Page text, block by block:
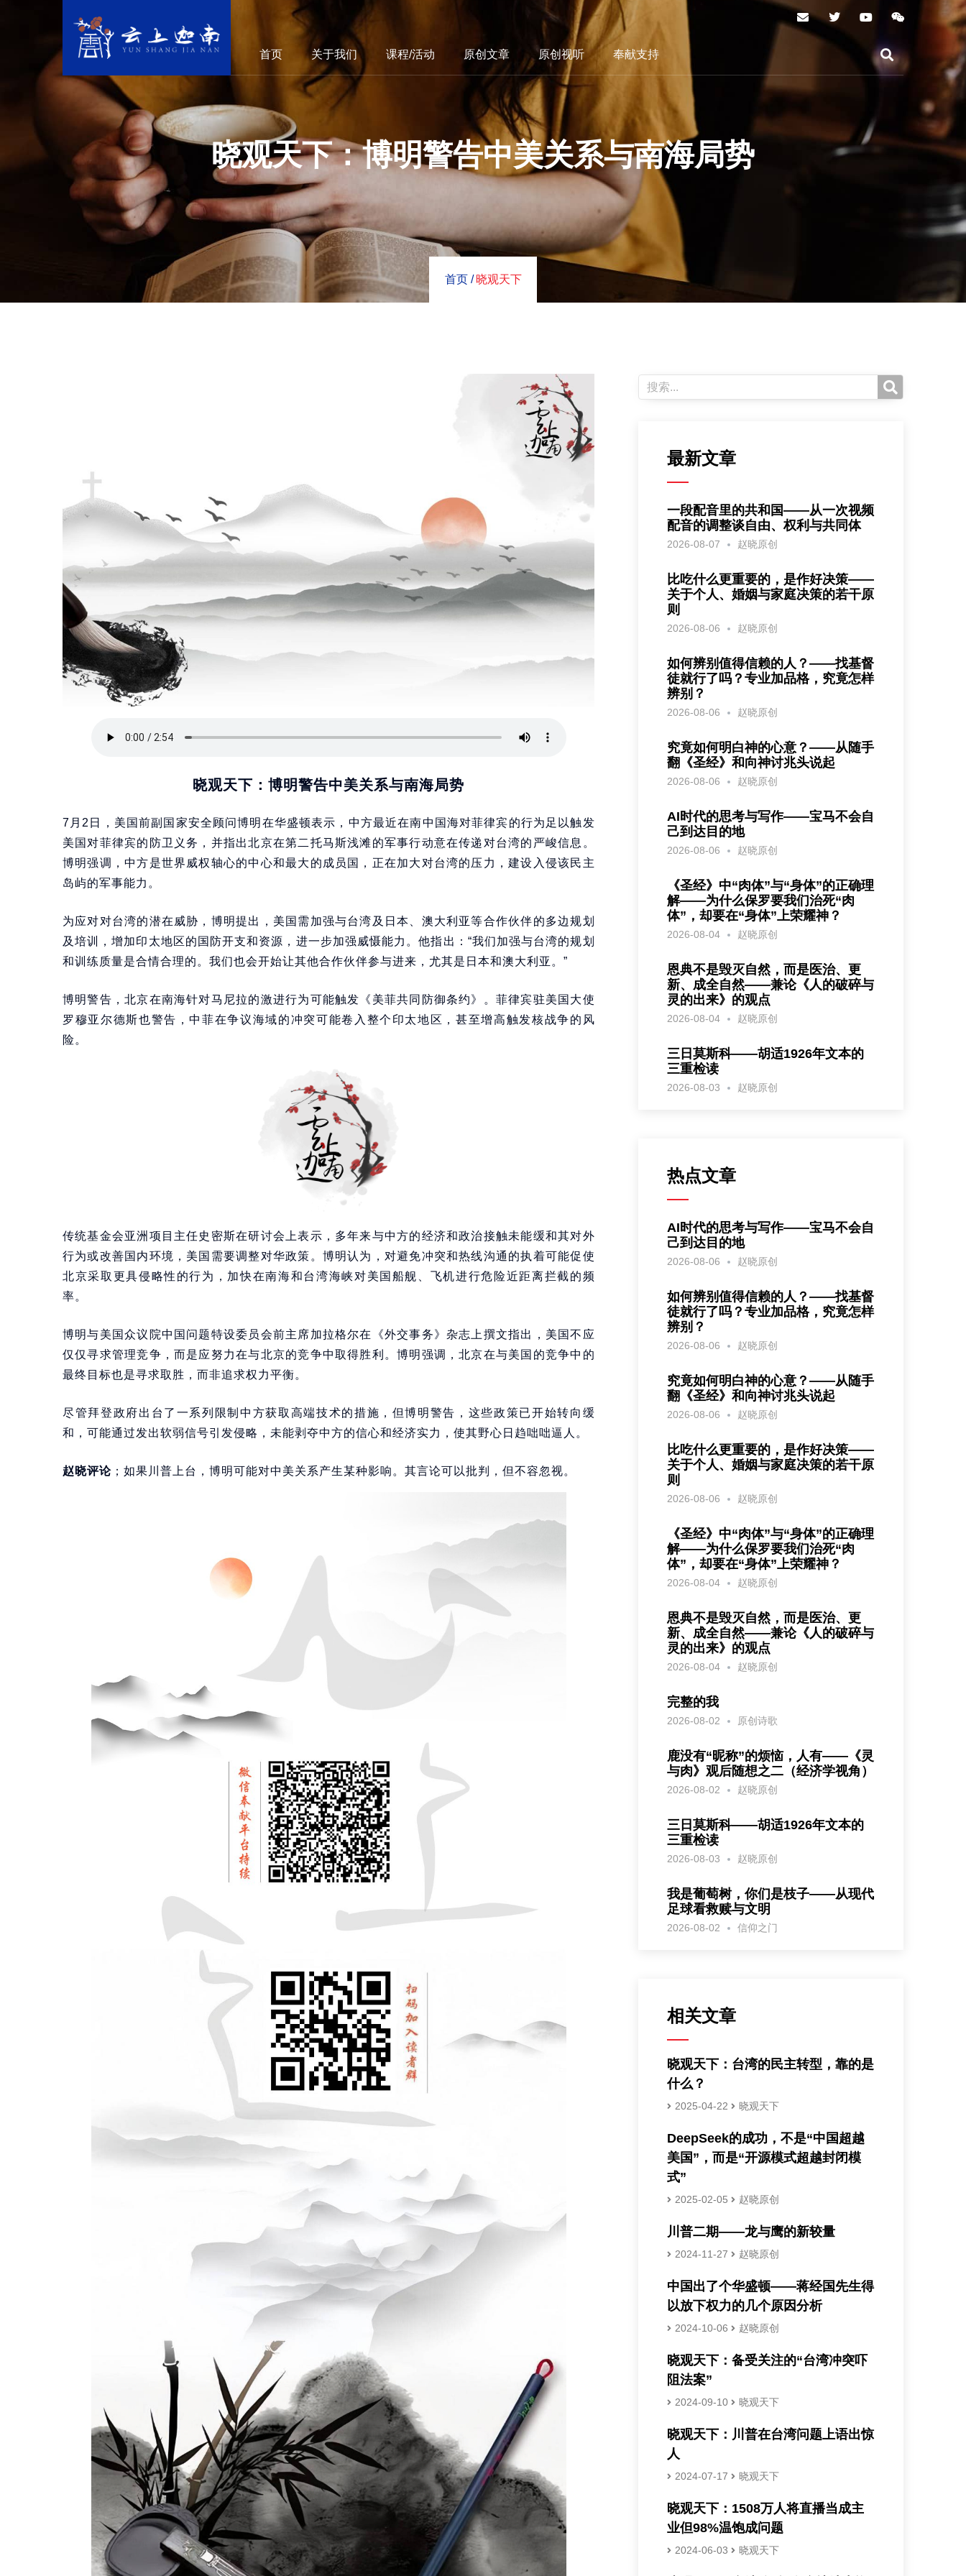
首页 关于我们 课程/活动 原创文章 原创视听 奉献支持
晓观天下：博明警告中美关系与南海局势
首页 / 晓观天下
晓观天下：博明警告中美关系与南海局势
7月2日，美国前副国家安全顾问博明在华盛顿表示，中方最近在南中国海对菲律宾的行为足以触发
美国对菲律宾的防卫义务，并指出北京在第二托马斯浅滩的军事行动意在传递对台湾的严峻信息。
博明强调，中方是世界威权轴心的中心和最大的成员国，正在加大对台湾的压力，建设入侵该民主
岛屿的军事能力。
为应对对台湾的潜在威胁，博明提出，美国需加强与台湾及日本、澳大利亚等合作伙伴的多边规划
及培训，增加印太地区的国防开支和资源，进一步加强威慑能力。他指出：“我们加强与台湾的规划
和训练质量是合情合理的。我们也会开始让其他合作伙伴参与进来，尤其是日本和澳大利亚。”
博明警告，北京在南海针对马尼拉的激进行为可能触发《美菲共同防御条约》。菲律宾驻美国大使
罗穆亚尔德斯也警告，中菲在争议海域的冲突可能卷入整个印太地区，甚至增高触发核战争的风
险。
传统基金会亚洲项目主任史密斯在研讨会上表示，多年来与中方的经济和政治接触未能缓和其对外
行为或改善国内环境，美国需要调整对华政策。博明认为，对避免冲突和热线沟通的执着可能促使
北京采取更具侵略性的行为，加快在南海和台湾海峡对美国船舰、飞机进行危险近距离拦截的频
率。
博明与美国众议院中国问题特设委员会前主席加拉格尔在《外交事务》杂志上撰文指出，美国不应
仅仅寻求管理竞争，而是应努力在与北京的竞争中取得胜利。博明强调，北京在与美国的竞争中的
最终目标也是寻求取胜，而非追求权力平衡。
尽管拜登政府出台了一系列限制中方获取高端技术的措施，但博明警告，这些政策已开始转向缓
和，可能通过发出软弱信号引发侵略，未能剥夺中方的信心和经济实力，使其野心日趋咄咄逼人。
赵晓评论 ；如果川普上台，博明可能对中美关系产生某种影响。其言论可以批判，但不容忽视。
最新文章
一段配音里的共和国——从一次视频
配音的调整谈自由、权利与共同体
2026-08-07 赵晓原创
比吃什么更重要的，是作好决策——
关于个人、婚姻与家庭决策的若干原
则
2026-08-06 赵晓原创
如何辨别值得信赖的人？——找基督
徒就行了吗？专业加品格，究竟怎样
辨别？
2026-08-06 赵晓原创
究竟如何明白神的心意？——从随手
翻《圣经》和向神讨兆头说起
2026-08-06 赵晓原创
AI时代的思考与写作——宝马不会自
己到达目的地
2026-08-06 赵晓原创
《圣经》中“肉体”与“身体”的正确理
解——为什么保罗要我们治死“肉
体”，却要在“身体”上荣耀神？
2026-08-04 赵晓原创
恩典不是毁灭自然，而是医治、更
新、成全自然——兼论《人的破碎与
灵的出来》的观点
2026-08-04 赵晓原创
三日莫斯科——胡适1926年文本的
三重检读
2026-08-03 赵晓原创
热点文章
AI时代的思考与写作——宝马不会自
己到达目的地
2026-08-06 赵晓原创
如何辨别值得信赖的人？——找基督
徒就行了吗？专业加品格，究竟怎样
辨别？
2026-08-06 赵晓原创
究竟如何明白神的心意？——从随手
翻《圣经》和向神讨兆头说起
2026-08-06 赵晓原创
比吃什么更重要的，是作好决策——
关于个人、婚姻与家庭决策的若干原
则
2026-08-06 赵晓原创
《圣经》中“肉体”与“身体”的正确理
解——为什么保罗要我们治死“肉
体”，却要在“身体”上荣耀神？
2026-08-04 赵晓原创
恩典不是毁灭自然，而是医治、更
新、成全自然——兼论《人的破碎与
灵的出来》的观点
2026-08-04 赵晓原创
完整的我
2026-08-02 原创诗歌
鹿没有“昵称”的烦恼，人有——《灵
与肉》观后随想之二（经济学视角）
2026-08-02 赵晓原创
三日莫斯科——胡适1926年文本的
三重检读
2026-08-03 赵晓原创
我是葡萄树，你们是枝子——从现代
足球看救赎与文明
2026-08-02 信仰之门
相关文章
晓观天下：台湾的民主转型，靠的是
什么？
2025-04-22 晓观天下
DeepSeek的成功，不是“中国超越
美国”，而是“开源模式超越封闭模
式”
2025-02-05 赵晓原创
川普二期——龙与鹰的新较量
2024-11-27 赵晓原创
中国出了个华盛顿——蒋经国先生得
以放下权力的几个原因分析
2024-10-06 赵晓原创
晓观天下：备受关注的“台湾冲突吓
阻法案”
2024-09-10 晓观天下
晓观天下：川普在台湾问题上语出惊
人
2024-07-17 晓观天下
晓观天下：1508万人将直播当成主
业但98%温饱成问题
2024-06-03 晓观天下